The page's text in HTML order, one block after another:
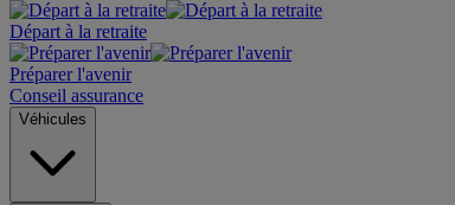
Départ à la retraite
Préparer l'avenir
Conseil assurance
Véhicules